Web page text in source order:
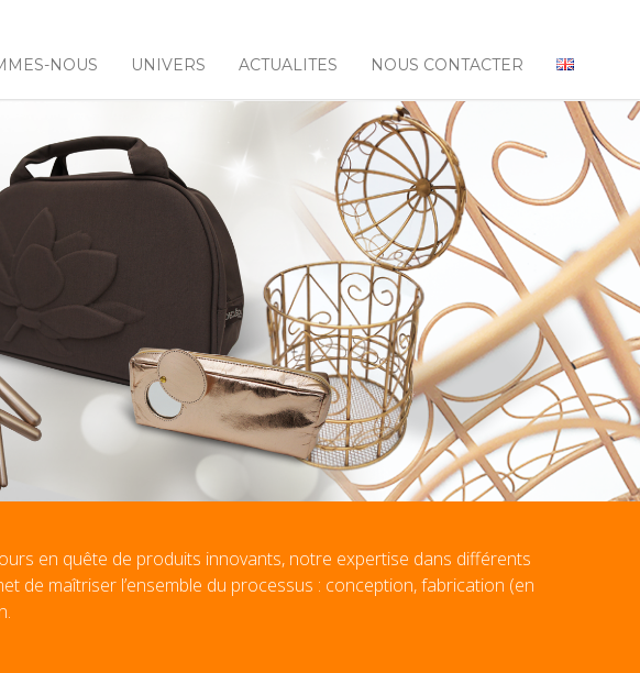
NOUS UNIVERS ACTUALITES NOUS CONTACTER
en quête de produits innovants, notre expertise dans différents
de maîtriser l’ensemble du processus : conception, fabrication (en